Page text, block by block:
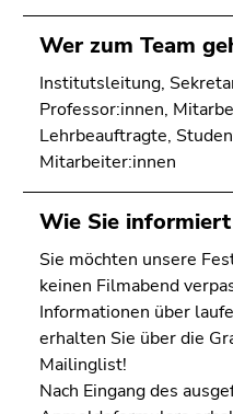
Wer zum Team
Institutsleitung,
Professor:innen,
Lehrbeauftragte,
Mitarbeiter:innen
Wie Sie
Sie möchten unsere
keinen Filmabend
Informationen über
erhalten Sie über die
Mailinglist!
Nach Eingang des